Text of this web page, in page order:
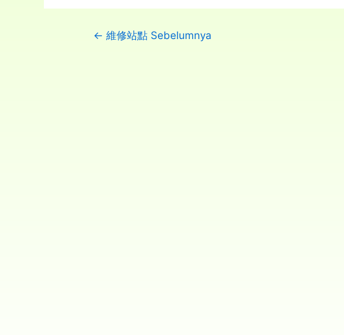
← 維修站點 Sebelumnya